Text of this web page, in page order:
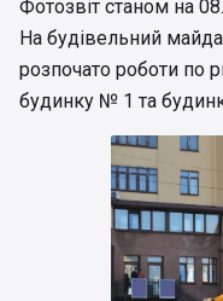
Фотозвіт станом на
На будівельний
розпочато роботи по
будинку № 1 та